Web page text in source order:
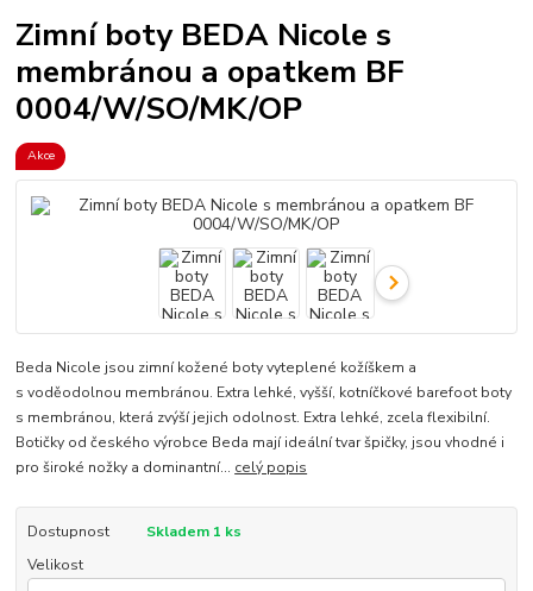
Zimní boty BEDA Nicole s
membránou a opatkem BF
0004/W/SO/MK/OP
Akce
Beda Nicole jsou zimní kožené boty vyteplené kožíškem a
s voděodolnou membránou. Extra lehké, vyšší, kotníčkové barefoot boty
s membránou, která zvýší jejich odolnost. Extra lehké, zcela flexibilní.
Botičky od českého výrobce Beda mají ideální tvar špičky, jsou vhodné i
pro široké nožky a dominantní... celý popis
Dostupnost
Skladem 1 ks
Velikost